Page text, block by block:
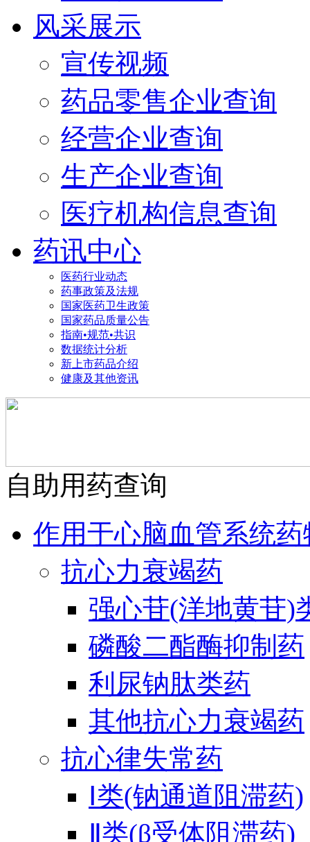
风采展示
宣传视频
药品零售企业查询
经营企业查询
生产企业查询
医疗机构信息查询
药讯中心
医药行业动态
药事政策及法规
国家医药卫生政策
国家药品质量公告
指南•规范•共识
数据统计分析
新上市药品介绍
健康及其他资讯
自助用药查询
作用于心脑血管系统药
抗心力衰竭药
强心苷(洋地黄苷)
磷酸二酯酶抑制药
利尿钠肽类药
其他抗心力衰竭药
抗心律失常药
Ⅰ类(钠通道阻滞药)
Ⅱ类(β受体阻滞药)